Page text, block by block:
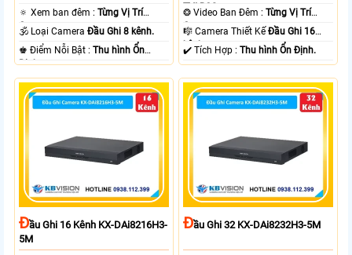
🔅 Xem ban đêm :Từng Vị Trí
Camera .
🕉️ Loại CameraĐầu Ghi 8 kênh.
️♚ Điểm Nỗi Bật :Thu hình Ổn
Định.
TVI BCS.
❂ Video Ban Đêm :Từng Vị Trí
Camera .
🎼️ Camera Thiết KếĐầu Ghi 16
kênh.
️✔️ Tích Hợp :Thu hình Ổn Định.
ĐẦu Ghi 16 Kênh KX-DAi8216H3-
5M
ĐẦu Ghi 32 KX-DAi8232H3-5M